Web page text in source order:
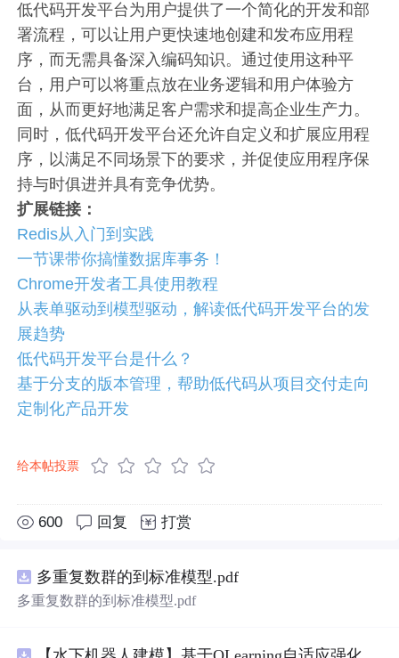
低代码开发平台为用户提供了一个简化的开发和部
署流程，可以让用户更快速地创建和发布应用程
序，而无需具备深入编码知识。通过使用这种平
台，用户可以将重点放在业务逻辑和用户体验方
面，从而更好地满足客户需求和提高企业生产力。
同时，低代码开发平台还允许自定义和扩展应用程
序，以满足不同场景下的要求，并促使应用程序保
持与时俱进并具有竞争优势。
扩展链接：
Redis从入门到实践
一节课带你搞懂数据库事务！
Chrome开发者工具使用教程
从表单驱动到模型驱动，解读低代码开发平台的发
展趋势
低代码开发平台是什么？
基于分支的版本管理，帮助低代码从项目交付走向
定制化产品开发
给本帖投票
600 回复 打赏
多重复数群的到标准模型.pdf
多重复数群的到标准模型.pdf